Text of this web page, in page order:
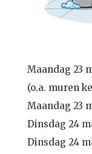
Maandag 23
(o.a. muren
Maandag 23
Dinsdag 24
Dinsdag 24